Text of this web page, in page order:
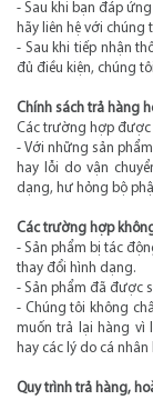
- Sau khi bạn đáp
hãy liên hệ với chúng
- Sau khi tiếp nhận
đủ điều kiện, chúng
Chính sách trả hàng
Các trường hợp được
- Với những sản
hay lỗi do vận
dạng, hư hỏng bộ
Các trường hợp
- Sản phẩm bị tác
thay đổi hình dạng.
- Sản phẩm đã được
- Chúng tôi không
muốn trả lại hàng vì
hay các lý do cá nhân
Quy trình trả hàng,